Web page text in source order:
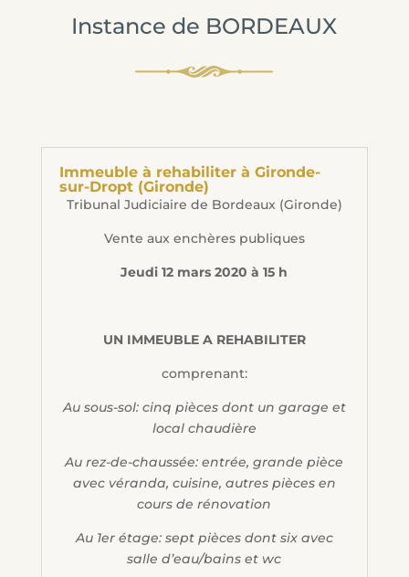
Instance de BORDEAUX
Immeuble à rehabiliter à Gironde-
sur-Dropt (Gironde)
Tribunal Judiciaire de Bordeaux (Gironde)
Vente aux enchères publiques
Jeudi 12 mars 2020 à 15 h
UN IMMEUBLE A REHABILITER
comprenant:
Au sous-sol: cinq pièces dont un garage et
local chaudière
Au rez-de-chaussée: entrée, grande pièce
avec véranda, cuisine, autres pièces en
cours de rénovation
Au 1er étage: sept pièces dont six avec
salle d’eau/bains et wc